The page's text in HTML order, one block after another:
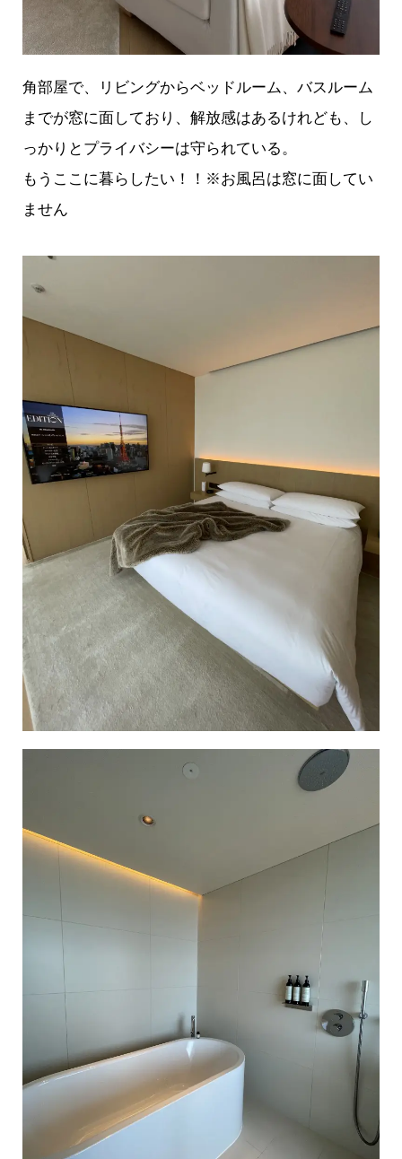
角部屋で、リビングからベッドルーム、バスルーム
までが窓に面しており、解放感はあるけれども、し
っかりとプライバシーは守られている。
もうここに暮らしたい！！※お風呂は窓に面してい
ません